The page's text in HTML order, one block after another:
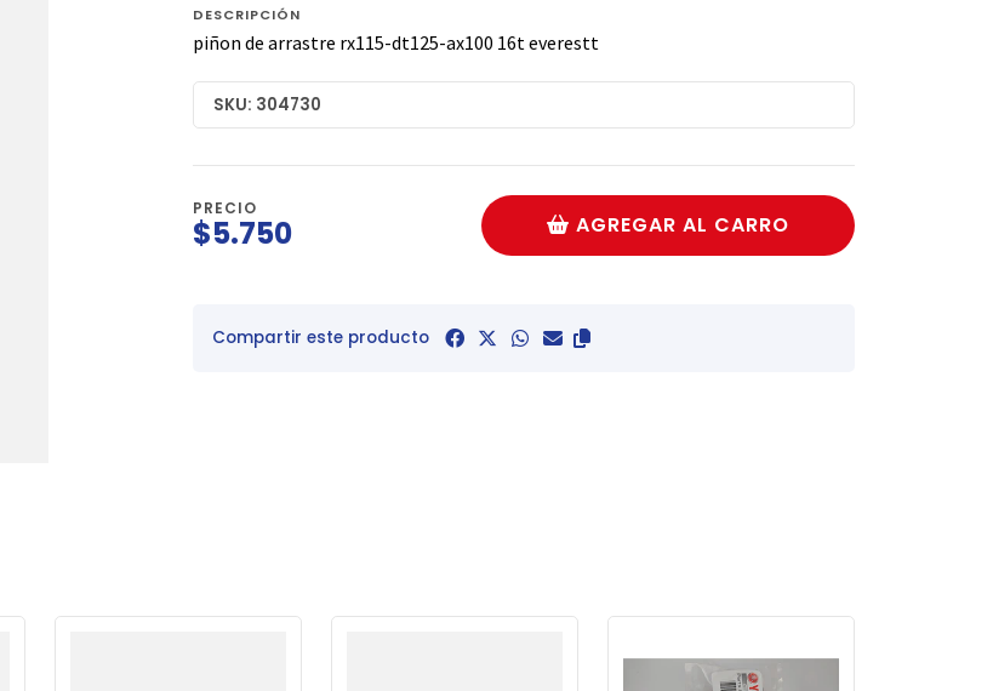
DESCRIPCIÓN
piñon de arrastre rx115-dt125-ax100 16t everestt
SKU: 304730
PRECIO
$5.750 AGREGAR AL CARRO
Compartir este producto